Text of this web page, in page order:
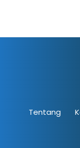
Tentang